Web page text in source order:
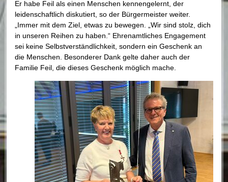
Er habe Feil als einen Menschen kennengelernt, der
leidenschaftlich diskutiert, so der Bürgermeister weiter.
„Immer mit dem Ziel, etwas zu bewegen. „Wir sind stolz, dich
in unseren Reihen zu haben.“ Ehrenamtliches Engagement
sei keine Selbstverständlichkeit, sondern ein Geschenk an
die Menschen. Besonderer Dank gelte daher auch der
Familie Feil, die dieses Geschenk möglich mache.